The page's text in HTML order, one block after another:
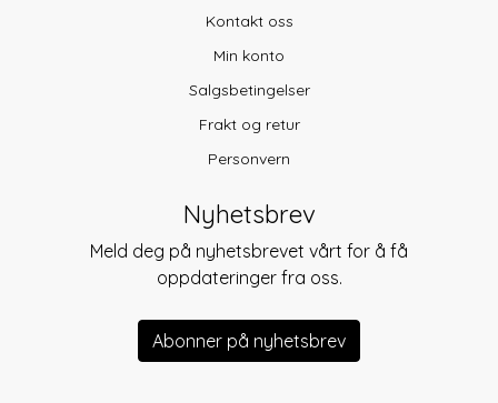
Kontakt oss
Min konto
Salgsbetingelser
Frakt og retur
Personvern
Nyhetsbrev
Meld deg på nyhetsbrevet vårt for å få
oppdateringer fra oss.
Abonner på nyhetsbrev